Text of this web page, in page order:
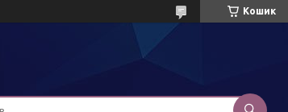
Кошик